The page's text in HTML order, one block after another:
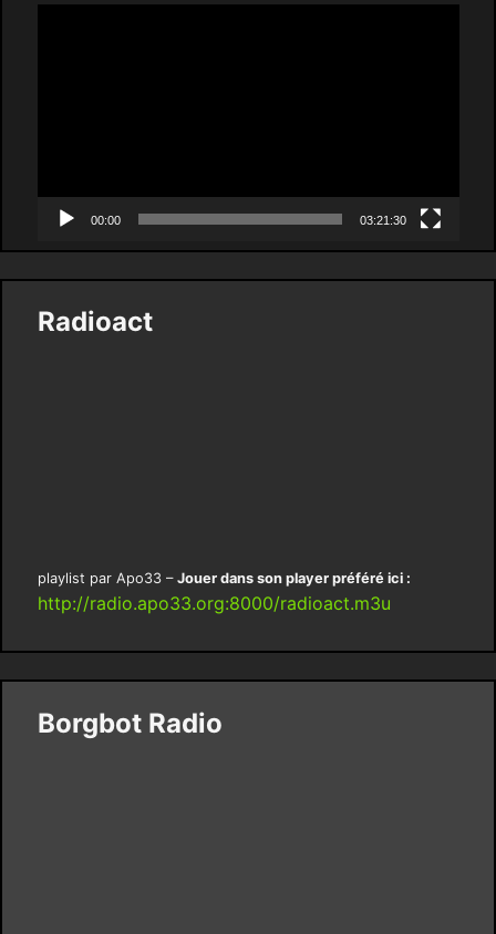
00:00 03:21:30
Radioact
playlist par Apo33 – Jouer dans son player préféré ici :
http://radio.apo33.org:8000/radioact.m3u
Borgbot Radio